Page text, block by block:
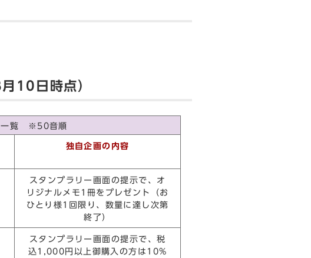
10日時点）
一覧 ※50音順
独自企画の内容
スタンプラリー画面の提示で、オ
リジナルメモ1冊をプレゼント（お
ひとり様1回限り、数量に達し次第
終了）
スタンプラリー画面の提示で、税
込1,000円以上御購入の方は10%